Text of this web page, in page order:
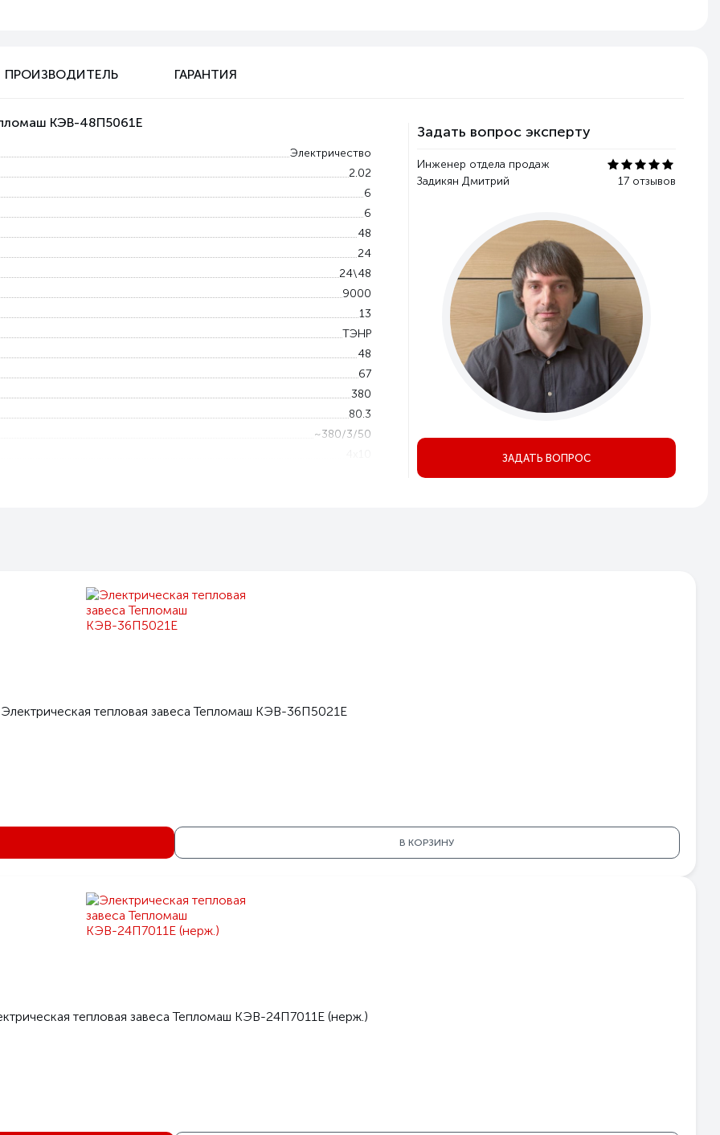
ПРОИЗВОДИТЕЛЬ ГАРАНТИЯ
Задать вопрос эксперту
Инженер отдела продаж
Задикян Дмитрий
17 отзывов
ЗАДАТЬ ВОПРОС
КЭВ-48П5061Е
Электричество
2.02
6
6
48
24
24\48
9000
13
ТЭНР
48
67
380
80.3
~380/3/50
2020
Электрическая тепловая завеса Тепломаш КЭВ-48П5061Е
Электрическая тепловая завеса Тепломаш КЭВ-36П5021Е
В КОРЗИНУ
тепловая завеса Тепломаш КЭВ-24П7011Е (нерж.)